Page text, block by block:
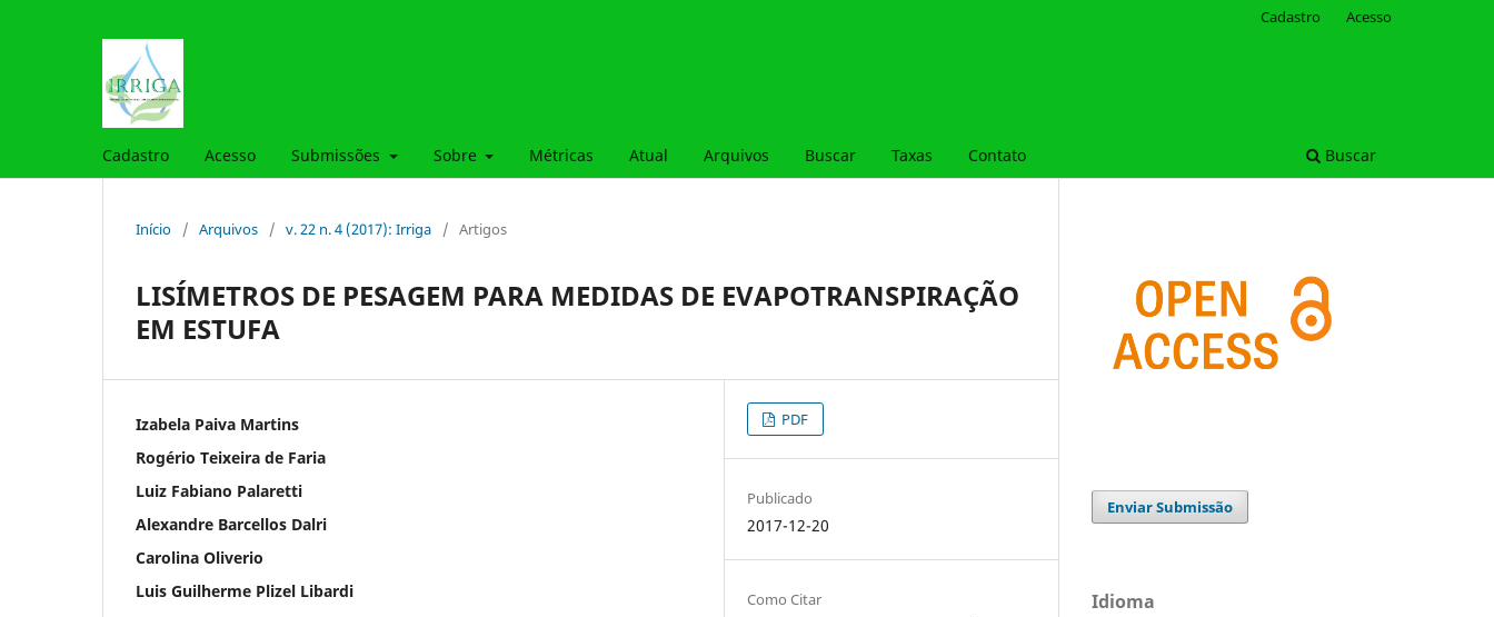
Cadastro Acesso Submissões Sobre Métricas Atual Arquivos Buscar Taxas Contato Buscar
Cadastro Acesso
Início / Arquivos / v. 22 n. 4 (2017): Irriga / Artigos
LISÍMETROS DE PESAGEM PARA MEDIDAS DE EVAPOTRANSPIRAÇÃO
EM ESTUFA
Izabela Paiva Martins
Rogério Teixeira de Faria
Luiz Fabiano Palaretti
Alexandre Barcellos Dalri
Carolina Oliverio
Luis Guilherme Plizel Libardi
PDF
Publicado
2017-12-20
Como Citar
Enviar Submissão
Idioma